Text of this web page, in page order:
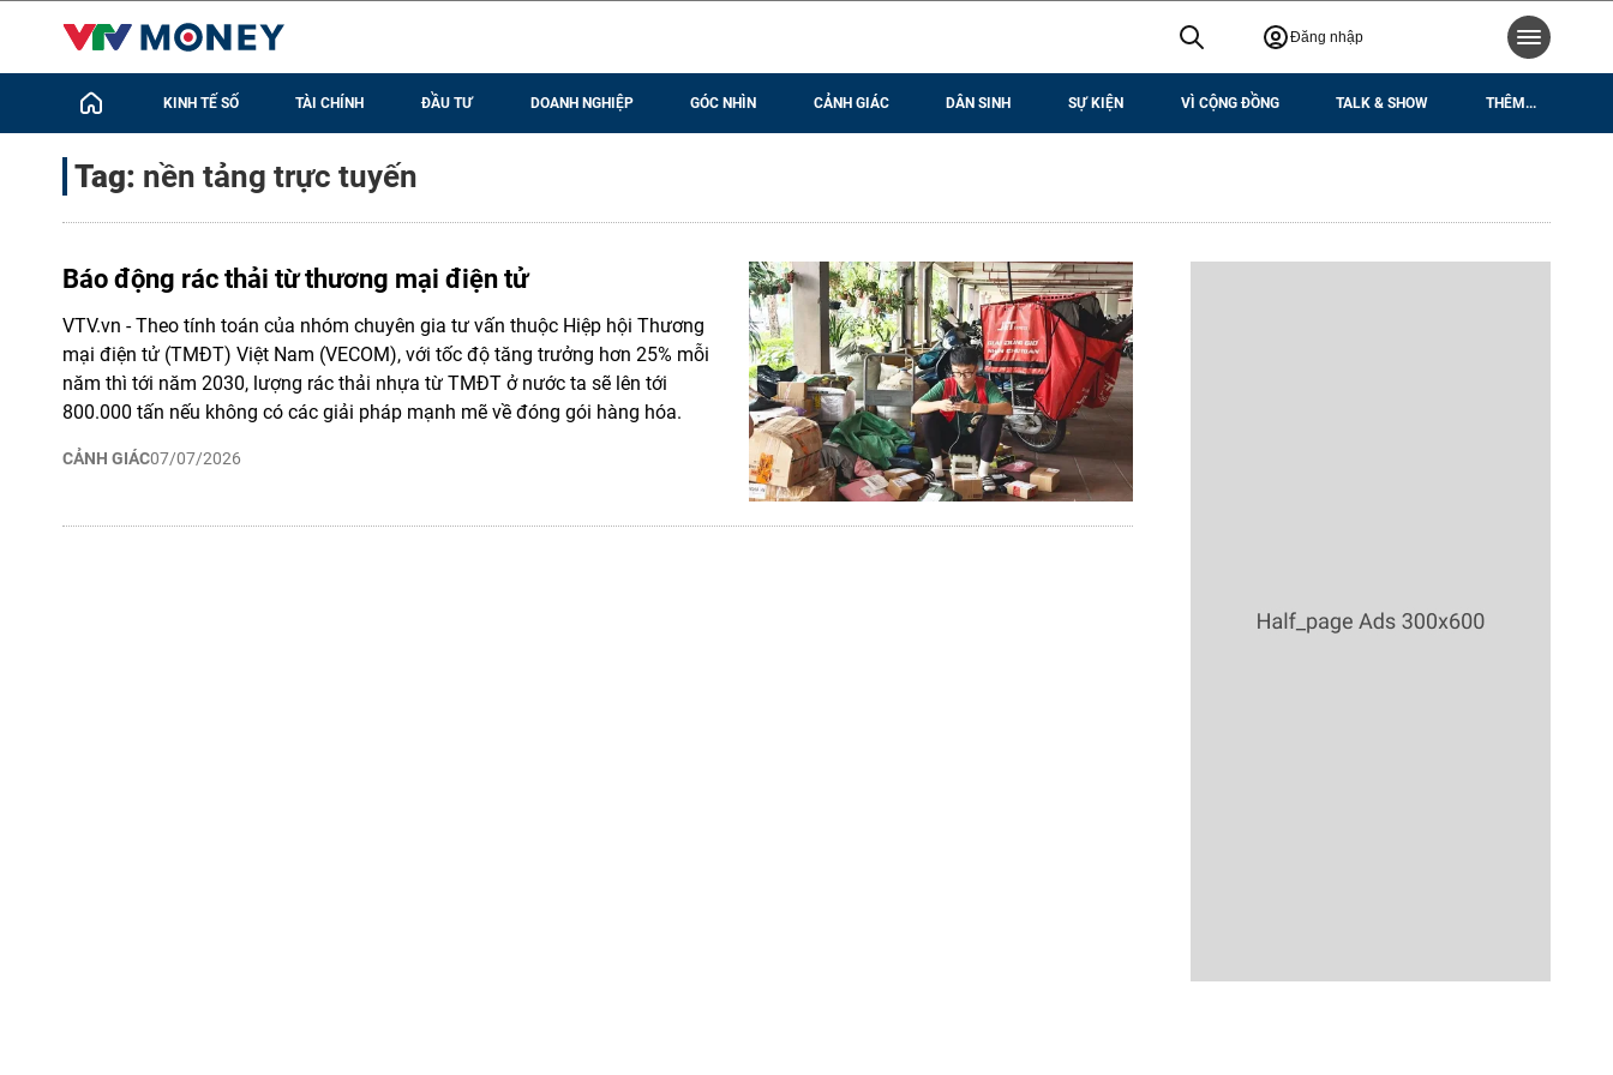
Đăng nhập
KINH TẾ SỐ TÀI CHÍNH ĐẦU TƯ DOANH NGHIỆP GÓC NHÌN CẢNH GIÁC DÂN SINH SỰ KIỆN VÌ CỘNG ĐỒNG TALK & SHOW THÊM...
Tag: nền tảng trực tuyến
Báo động rác thải từ thương mại điện tử
CẢNH GIÁC07/07/2026
VTV.vn - Theo tính toán của nhóm chuyên gia tư vấn thuộc Hiệp hội Thương
mại điện tử (TMĐT) Việt Nam (VECOM), với tốc độ tăng trưởng hơn 25% mỗi
năm thì tới năm 2030, lượng rác thải nhựa từ TMĐT ở nước ta sẽ lên tới
800.000 tấn nếu không có các giải pháp mạnh mẽ về đóng gói hàng hóa.